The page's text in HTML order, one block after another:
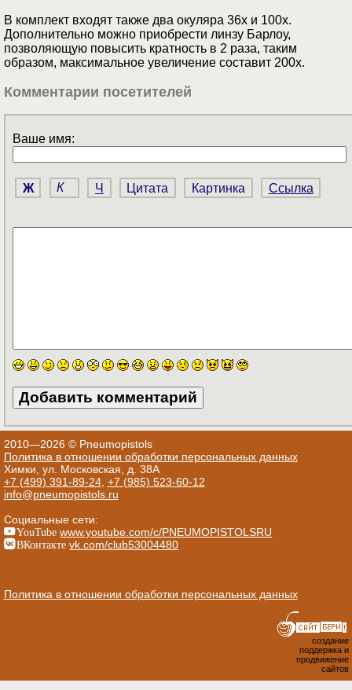
В комплект входят также два окуляра 36х и 100х.
Дополнительно можно приобрести линзу Барлоу,
позволяющую повысить кратность в 2 раза, таким
образом, максимальное увеличение составит 200х.
Комментарии посетителей
Ваше имя:
Ж К Ч Цитата Картинка Ссылка
2010—2026 © Pneumopistols
Политика в отношении обработки персональных данных
Химки, ул. Московская, д. 38А
+7 (499) 391-89-24, +7 (985) 523-60-12
info@pneumopistols.ru
Социальные сети:
YouTube www.youtube.com/c/PNEUMOPISTOLSRU
ВКонтакте vk.com/club53004480
Политика в отношении обработки персональных данных
создание
поддержка и
продвижение
сайтов